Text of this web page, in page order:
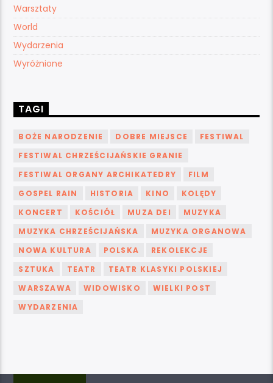
Warsztaty
World
Wydarzenia
Wyróżnione
TAGI
BOŻE NARODZENIE DOBRE MIEJSCE
FESTIWAL
FESTIWAL CHRZEŚCIJAŃSKIE GRANIE
FESTIWAL ORGANY ARCHIKATEDRY
FILM
GOSPEL RAIN
HISTORIA KINO
KOLĘDY
KONCERT
KOŚCIÓŁ MUZA DEI
MUZYKA
MUZYKA CHRZEŚCIJAŃSKA
MUZYKA ORGANOWA
NOWA KULTURA
POLSKA
REKOLEKCJE
SZTUKA
TEATR
TEATR KLASYKI POLSKIEJ
WARSZAWA
WIDOWISKO
WIELKI POST
WYDARZENIA